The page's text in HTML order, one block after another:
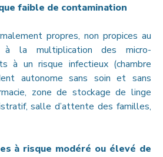
faible de contamination
propres, non propices au
à la multiplication des micro-
à un risque infectieux (chambre
autonome sans soin et sans
zone de stockage de linge
salle d’attente des familles,
à risque modéré ou élevé de